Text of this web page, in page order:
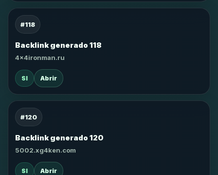
#118
Backlink generado 118
4x4ironman.ru
SI Abrir
#120
Backlink generado 120
5002.xg4ken.com
SI Abrir